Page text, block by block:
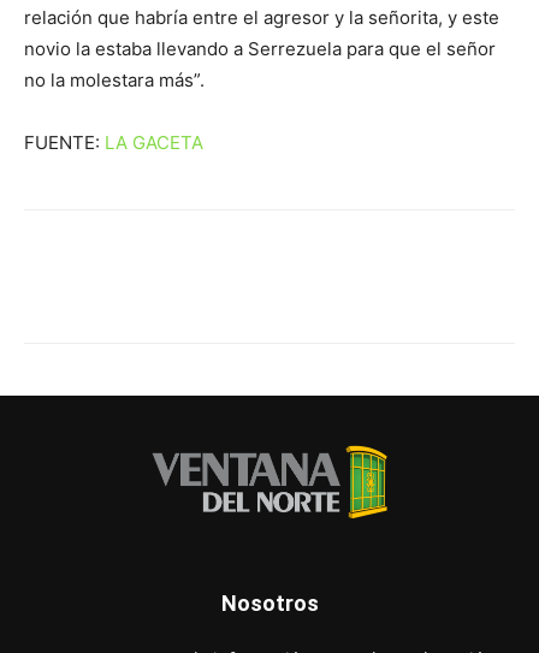
relación que habría entre el agresor y la señorita, y este
novio la estaba llevando a Serrezuela para que el señor
no la molestara más”.
FUENTE: LA GACETA
Nosotros